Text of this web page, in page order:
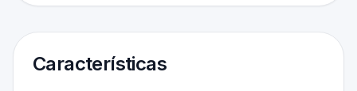
Características